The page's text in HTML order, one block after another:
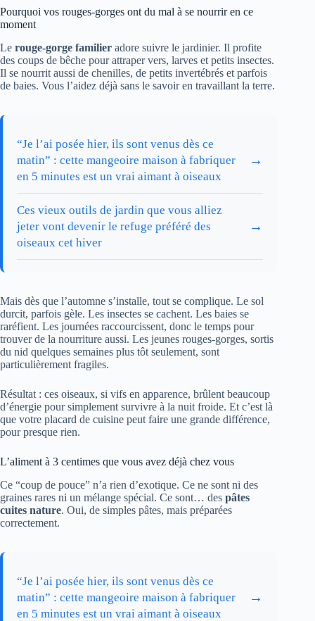
Pourquoi vos rouges-gorges ont du mal à se nourrir en ce
moment
Le rouge-gorge familier adore suivre le jardinier. Il profite
des coups de bêche pour attraper vers, larves et petits insectes.
Il se nourrit aussi de chenilles, de petits invertébrés et parfois
de baies. Vous l’aidez déjà sans le savoir en travaillant la terre.
“Je l’ai posée hier, ils sont venus dès ce
matin” : cette mangeoire maison à fabriquer
en 5 minutes est un vrai aimant à oiseaux
→
Ces vieux outils de jardin que vous alliez
jeter vont devenir le refuge préféré des
oiseaux cet hiver
→
Mais dès que l’automne s’installe, tout se complique. Le sol
durcit, parfois gèle. Les insectes se cachent. Les baies se
raréfient. Les journées raccourcissent, donc le temps pour
trouver de la nourriture aussi. Les jeunes rouges-gorges, sortis
du nid quelques semaines plus tôt seulement, sont
particulièrement fragiles.
Résultat : ces oiseaux, si vifs en apparence, brûlent beaucoup
d’énergie pour simplement survivre à la nuit froide. Et c’est là
que votre placard de cuisine peut faire une grande différence,
pour presque rien.
L’aliment à 3 centimes que vous avez déjà chez vous
Ce “coup de pouce” n’a rien d’exotique. Ce ne sont ni des
graines rares ni un mélange spécial. Ce sont… des pâtes
cuites nature. Oui, de simples pâtes, mais préparées
correctement.
“Je l’ai posée hier, ils sont venus dès ce
matin” : cette mangeoire maison à fabriquer
en 5 minutes est un vrai aimant à oiseaux
→